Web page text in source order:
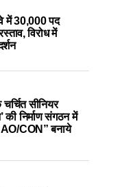
में 30,000 पद
विरोध में
सीनियर
की निर्माण संगठन में
CON” बनाये